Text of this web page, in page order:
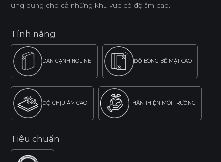
ứng dụng cho cả những khu vực có độ ẩm cao.
Tính năng
DÁN CẠNH NOLINE ĐỘ BÓNG BỀ MẶT CAO
ĐỘ CHỊU ẨM CAO THÂN THIỆN MÔI TRƯỜNG
Tiêu chuẩn